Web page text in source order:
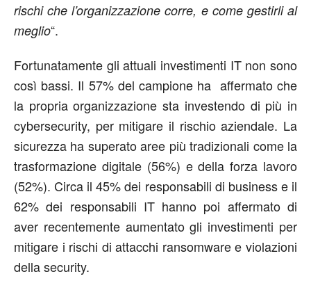
rischiche l’organizzazionecorre, e come gestirlial
meglio“.
Fortunatamente gli attuali investimenti IT non sono
così bassi. Il 57% del campione ha affermato che
la propria organizzazione sta investendo di più in
cybersecurity, per mitigare il rischio aziendale. La
sicurezza ha superato aree più tradizionali come la
trasformazione digitale (56%) e della forza lavoro
(52%). Circa il 45% dei responsabili di business e il
62% dei responsabili IT hanno poi affermato di
aver recentemente aumentato gli investimenti per
mitigare i rischi di attacchi ransomware e violazioni
della security.